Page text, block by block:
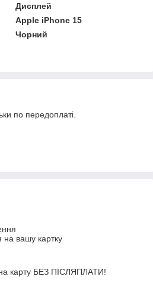
Дисплей
Apple iPhone 15
Чорний
по передоплаті.
на вашу картку
карту БЕЗ ПІСЛЯПЛАТИ!